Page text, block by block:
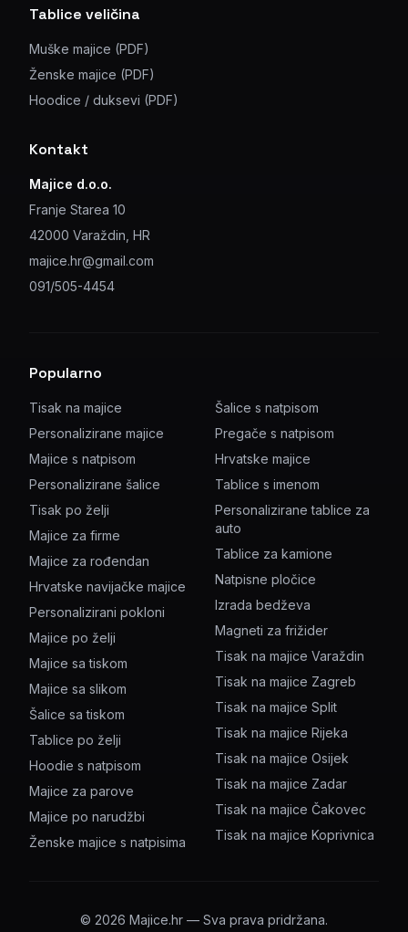
Tablice veličina
Muške majice (PDF)
Ženske majice (PDF)
Hoodice / duksevi (PDF)
Kontakt
Majice d.o.o.
Franje Starea 10
42000 Varaždin, HR
majice.hr@gmail.com
091/505-4454
Popularno
Tisak na majice
Personalizirane majice
Majice s natpisom
Personalizirane šalice
Tisak po želji
Majice za firme
Majice za rođendan
Hrvatske navijačke majice
Personalizirani pokloni
Majice po želji
Majice sa tiskom
Majice sa slikom
Šalice sa tiskom
Tablice po želji
Hoodie s natpisom
Majice za parove
Majice po narudžbi
Ženske majice s natpisima
Šalice s natpisom
Pregače s natpisom
Hrvatske majice
Tablice s imenom
Personalizirane tablice za
auto
Tablice za kamione
Natpisne pločice
Izrada bedževa
Magneti za frižider
Tisak na majice Varaždin
Tisak na majice Zagreb
Tisak na majice Split
Tisak na majice Rijeka
Tisak na majice Osijek
Tisak na majice Zadar
Tisak na majice Čakovec
Tisak na majice Koprivnica
© 2026 Majice.hr — Sva prava pridržana.